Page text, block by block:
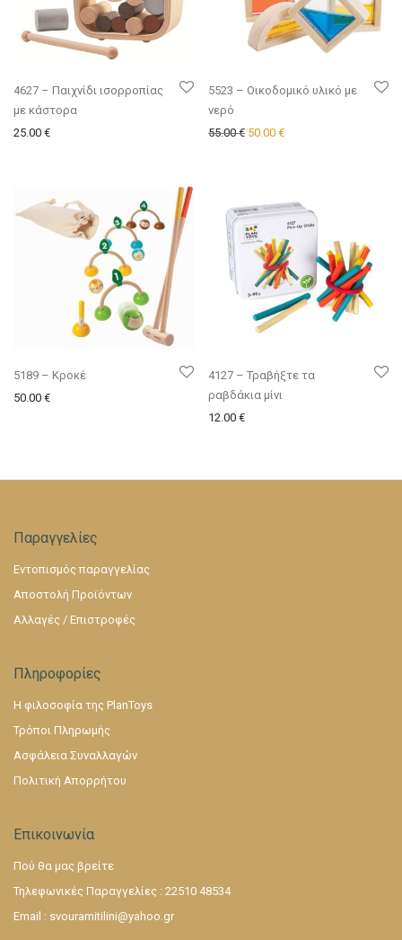
4627 – Παιχνίδι ισορροπίας
με κάστορα
25.00 €
5523 – Οικοδομικό υλικό με
νερό
55.00€ Original price was: 55.00 €.
50.00 €Η τρέχουσα τιμή
5189 – Κροκέ
50.00 €
4127 – Τραβήξτε τα
ραβδάκια μίνι
12.00 €
Παραγγελίες
Εντοπισμός παραγγελίας
Αποστολή Προϊόντων
Αλλαγές / Επιστροφές
Πληροφορίες
Η φιλοσοφία της PlanToys
Τρόποι Πληρωμής
Ασφάλεια Συναλλαγών
Πολιτική Απορρήτου
Επικοινωνία
Πού θα μας βρείτε
Τηλεφωνικές Παραγγελίες : 22510 48534
Email : svouramitilini@yahoo.gr